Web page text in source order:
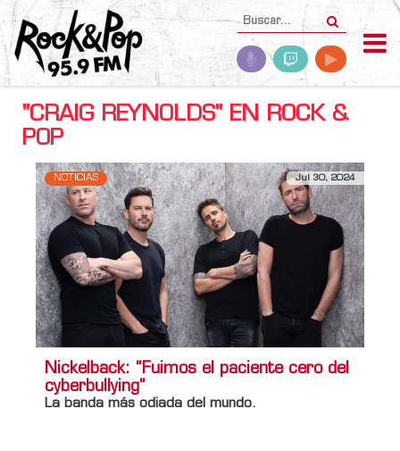
"CRAIG REYNOLDS" EN ROCK &
POP
NOTICIAS Jul 30, 2024
Nickelback: “Fuimos el paciente cero del
cyberbullying”
La banda más odiada del mundo.